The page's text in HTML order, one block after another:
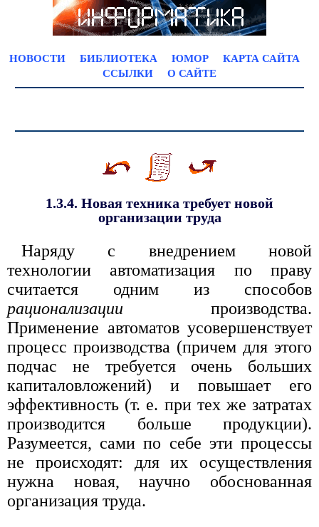
НОВОСТИ БИБЛИОТЕКА ЮМОР
КАРТА САЙТА
ССЫЛКИ
О САЙТЕ
1.3.4. Новая техника требует новой
организации труда
Наряду с внедрением новой
технологии автоматизация по праву
считается одним из способов
рационализации производства.
Применение автоматов усовершенствует
процесс производства (причем для этого
подчас не требуется очень больших
капиталовложений) и повышает его
эффективность (т. е. при тех же затратах
производится больше продукции).
Разумеется, сами по себе эти процессы
не происходят: для их осуществления
нужна новая, научно обоснованная
организация труда.